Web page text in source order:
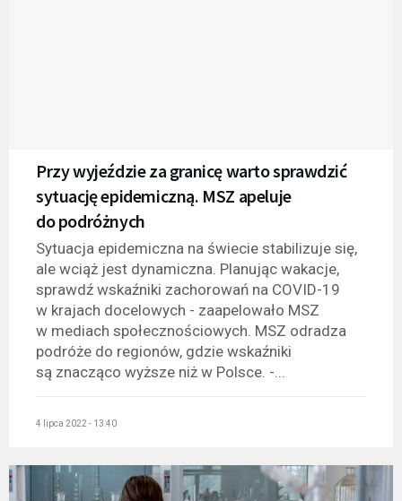
Przy wyjeździe za granicę warto sprawdzić
sytuację epidemiczną. MSZ apeluje
do podróżnych
Sytuacja epidemiczna na świecie stabilizuje się,
ale wciąż jest dynamiczna. Planując wakacje,
sprawdź wskaźniki zachorowań na COVID-19
w krajach docelowych - zaapelowało MSZ
w mediach społecznościowych. MSZ odradza
podróże do regionów, gdzie wskaźniki
są znacząco wyższe niż w Polsce. -...
4 lipca 2022 - 13:40